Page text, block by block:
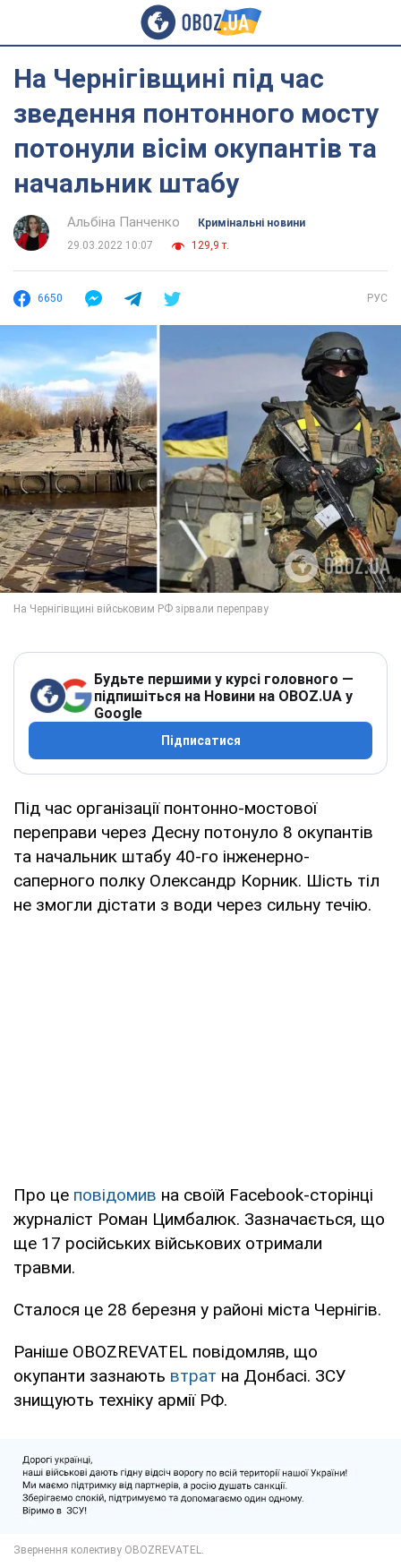
На Чернігівщині під час
зведення понтонного мосту
потонули вісім окупантів та
начальник штабу
Альбіна Панченко
Кримінальні новини
29.03.2022 10:07
129,9 т.
6650 РУС
Будьте першими у курсі головного —
підпишіться на Новини на OBOZ.UA у
Google
Підписатися
Під час організації понтонно-мостової
переправи через Десну потонуло 8 окупантів
та начальник штабу 40-го інженерно-
саперного полку Олександр Корник. Шість тіл
не змогли дістати з води через сильну течію.
Про це повідомив на своїй Facebook-сторінці
журналіст Роман Цимбалюк. Зазначається, що
ще 17 російських військових отримали
травми.
Сталося це 28 березня у районі міста Чернігів.
Раніше OBOZREVATEL повідомляв, що
окупанти зазнають втрат на Донбасі. ЗСУ
знищують техніку армії РФ.